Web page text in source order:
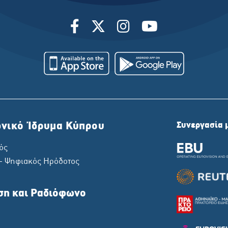
Ίδρυμα Κύπρου
Ψηφιακός Ηρόδοτος
και Ραδιόφωνο
Συνεργασία